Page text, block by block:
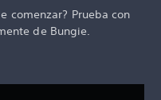
comenzar? Prueba con
de Bungie.